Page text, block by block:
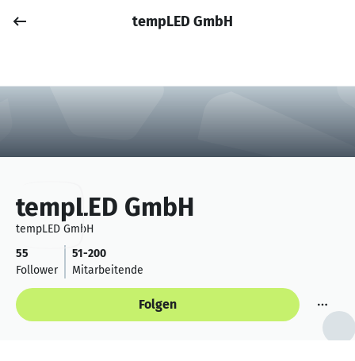
Anmelden
tempLED GmbH
tempLED GmbH
tempLED GmbH
55
Follower
51-200
Mitarbeitende
Folgen